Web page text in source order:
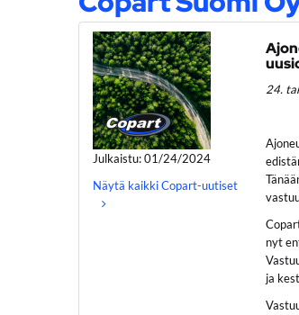
Julkaistu: 01/24/2024
Näytä kaikki Copart-uutiset
24.
nyt
ja